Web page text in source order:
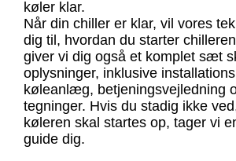
køler klar.
Når din chiller er klar, vil vores
dig til, hvordan du starter
giver vi dig også et komplet sæt
oplysninger, inklusive
køleanlæg, betjeningsvejledning
tegninger. Hvis du stadig ikke
køleren skal startes op, tager vi
guide dig.